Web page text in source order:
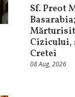
Sf. Preot
Cizicului,
Cretei
08 Aug, 2026